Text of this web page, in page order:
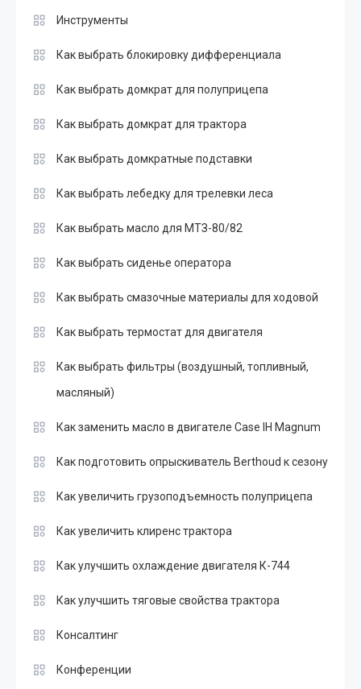
Инструменты
Как выбрать блокировку дифференциала
Как выбрать домкрат для полуприцепа
Как выбрать домкрат для трактора
Как выбрать домкратные подставки
Как выбрать лебедку для трелевки леса
Как выбрать масло для МТЗ-80/82
Как выбрать сиденье оператора
Как выбрать смазочные материалы для ходовой
Как выбрать термостат для двигателя
Как выбрать фильтры (воздушный, топливный,
масляный)
Как заменить масло в двигателе Case IH Magnum
Как подготовить опрыскиватель Berthoud к сезону
Как увеличить грузоподъемность полуприцепа
Как увеличить клиренс трактора
Как улучшить охлаждение двигателя К-744
Как улучшить тяговые свойства трактора
Консалтинг
Конференции